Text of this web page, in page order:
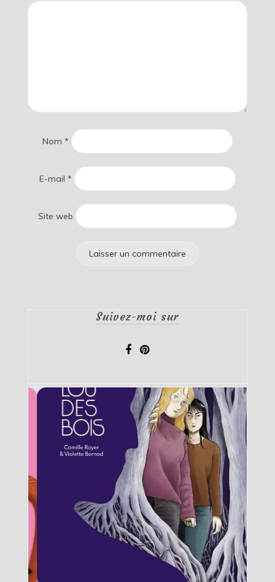
Nom *
E-mail *
Site web
Suivez-moi sur